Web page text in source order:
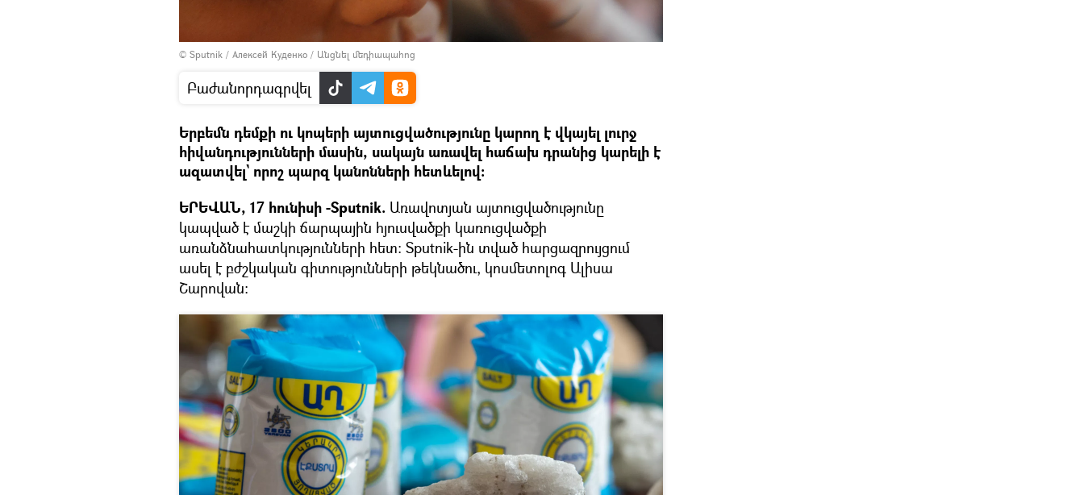
© Sputnik / Алексей Куденко / Անցնել մեդիապահոց
Բաժանորդագրվել
Երբեմն դեմքի ու կոպերի այտուցվածությունը կարող է վկայել լուրջ
հիվանդությունների մասին, սակայն առավել հաճախ դրանից կարելի է
ազատվել` որոշ պարզ կանոնների հետևելով:
ԵՐԵՎԱՆ, 17 հունիսի -Sputnik. Առավոտյան այտուցվածությունը
կապված է մաշկի ճարպային հյուսվածքի կառուցվածքի
առանձնահատկությունների հետ: Sputnik-ին տված հարցազրույցում
ասել է բժշկական գիտությունների թեկնածու, կոսմետոլոգ Ալիսա
Շարովան։